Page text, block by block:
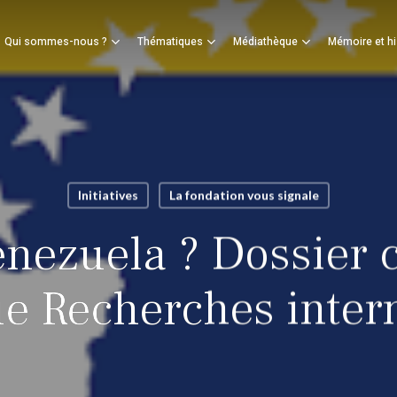
Qui sommes-nous ? Thématiques Médiathèque Mémoire et
Panier
Initiatives La fondation vous signale
? Dossier
Recherches